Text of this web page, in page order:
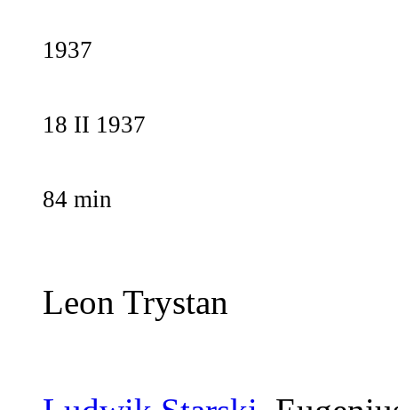
1937
18 II 1937
84 min
Leon Trystan